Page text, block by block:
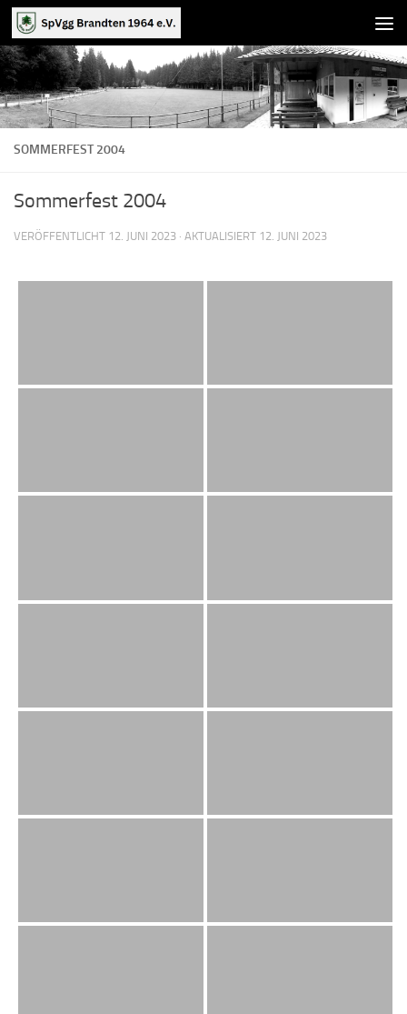
Zum Inhalt springen
SOMMERFEST 2004
Sommerfest 2004
VERÖFFENTLICHT 12. JUNI 2023 · AKTUALISIERT 12. JUNI 2023